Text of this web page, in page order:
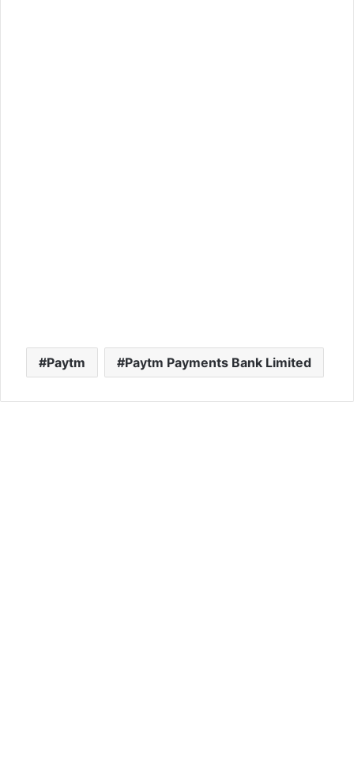
Paytm Paytm Payments Bank Limited